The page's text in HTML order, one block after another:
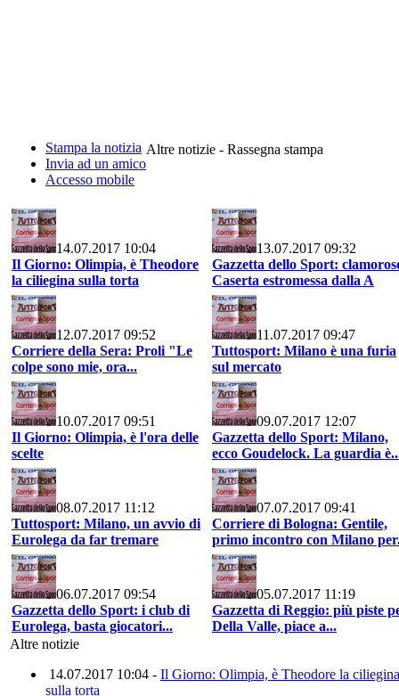
Stampa la notizia
Invia ad un amico
Accesso mobile
Altre notizie - Rassegna stampa
14.07.2017 10:04
Il Giorno: Olimpia, è Theodore
la ciliegina sulla torta
13.07.2017 09:32
Gazzetta dello Sport:
Caserta estromessa dalla A
12.07.2017 09:52
Corriere della Sera: Proli "Le
colpe sono mie, ora...
11.07.2017 09:47
Tuttosport: Milano è una furia
sul mercato
10.07.2017 09:51
Il Giorno: Olimpia, è l'ora delle
scelte
09.07.2017 12:07
Gazzetta dello Sport: Milano,
ecco Goudelock. La guardia
08.07.2017 11:12
Tuttosport: Milano, un avvio di
Eurolega da far tremare
07.07.2017 09:41
Corriere di Bologna: Gentile,
primo incontro con Milano
06.07.2017 09:54
Gazzetta dello Sport: i club di
Eurolega, basta giocatori...
05.07.2017 11:19
Gazzetta di Reggio: più piste
Della Valle, piace a...
Altre notizie
14.07.2017 10:04 - Il Giorno: Olimpia, è Theodore la ciliegina
sulla torta